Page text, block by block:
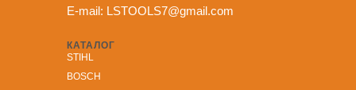
КАТАЛОГ
STIHL
BOSCH
E-mail: LSTOOLS7@gmail.com